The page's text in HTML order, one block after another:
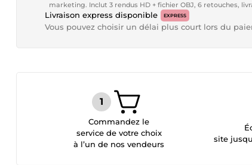
marketing. Inclut 3 rendus HD + fichier OBJ, 6 retouches,
Livraison express disponible EXPRESS
Vous pouvez choisir un délai plus court lors du
Commandez le
service de votre choix
à l’un de nos vendeurs
site